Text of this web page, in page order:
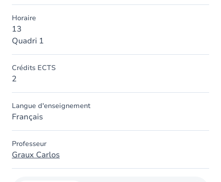
Horaire
13
Quadri 1
Crédits ECTS
2
Langue d'enseignement
Français
Professeur
Graux Carlos